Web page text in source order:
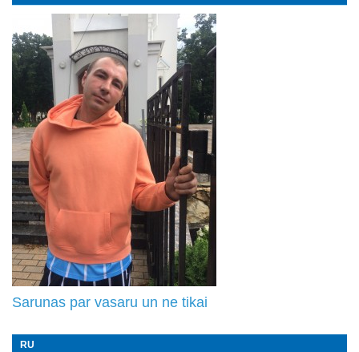
Sarunas par vasaru un ne tikai
RU